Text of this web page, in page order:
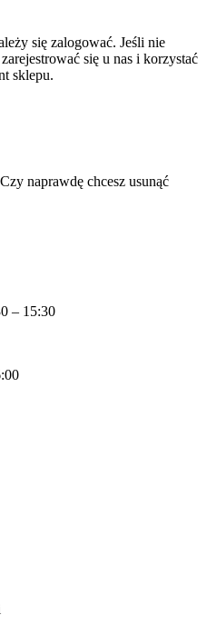
się zalogować. Jeśli nie
się u nas i korzystać
sklepu.
naprawdę chcesz usunąć
– 15:30